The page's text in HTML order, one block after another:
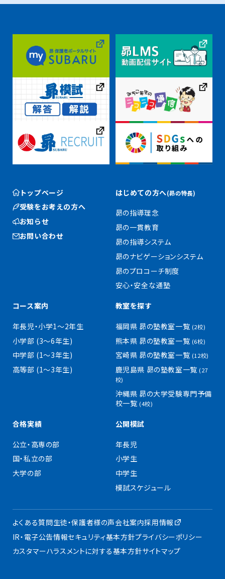
トップページ
受験をお考えの方へ
お知らせ
お問い合わせ
はじめての方へ(昴の特長)
昴の指導理念
昴の一貫教育
昴の指導システム
昴のナビゲーションシステム
昴のプロコーチ制度
安心・安全な通塾
コース案内
年長児・小学1〜2年生
小学部 (3〜6年生)
中学部 (1〜3年生)
高等部 (1〜3年生)
教室を探す
福岡県 昴の塾教室一覧 (2校)
熊本県 昴の塾教室一覧 (6校)
宮崎県 昴の塾教室一覧 (12校)
鹿児島県 昴の塾教室一覧(27
校)
沖縄県 昴の大学受験専門予備
校一覧 (4校)
合格実績
公立・高専の部
国・私立の部
大学の部
公開模試
年長児
小学生
中学生
模試スケジュール
よくある質問生徒・保護者様の声会社案内採用情報
IR・電子公告情報セキュリティ基本方針プライバシーポリシー
カスタマーハラスメントに対する基本方針サイトマップ